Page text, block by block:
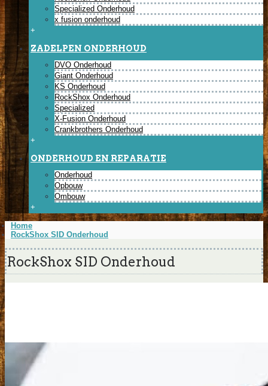
Specialized Onderhoud
x fusion onderhoud
+
ZADELPEN ONDERHOUD
DVO Onderhoud
Giant Onderhoud
KS Onderhoud
RockShox Onderhoud
Specialized
X-Fusion Onderhoud
Crankbrothers Onderhoud
+
ONDERHOUD EN REPARATIE
Onderhoud
Opbouw
Ombouw
+
Home
RockShox SID Onderhoud
RockShox SID Onderhoud